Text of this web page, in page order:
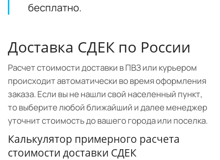
бесплатно.
Доставка СДЕК по России
Расчет стоимости доставки в ПВЗ или курьером
происходит автоматически во время оформления
заказа. Если вы не нашли свой населенный пункт,
то выберите любой ближайший и далее менеджер
уточнит стоимость до вашего города или поселка.
Калькулятор примерного расчета
стоимости доставки СДЕК